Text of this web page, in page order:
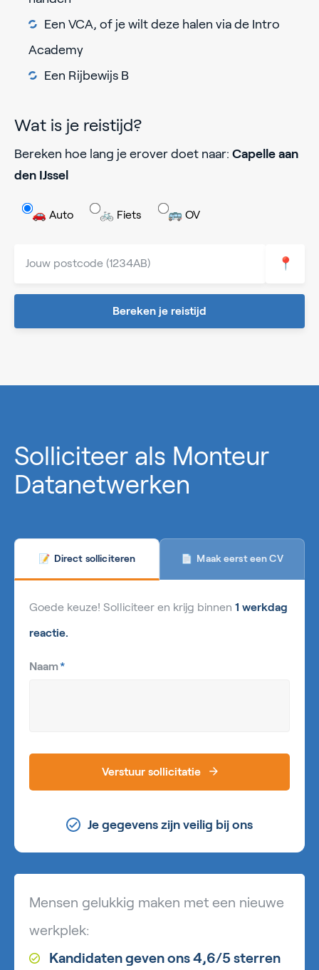
Een VCA, of je wilt deze halen via de Intro
Academy
Een Rijbewijs B
Wat is je reistijd?
Bereken hoe lang je erover doet naar: Capelle aan
den IJssel
🚗 Auto 🚲 Fiets 🚌 OV
📍
Bereken je reistijd
Solliciteer als Monteur
Datanetwerken
📝 Direct solliciteren 📄 Maak eerst een CV
Goede keuze! Solliciteer en krijg binnen 1 werkdag
reactie.
Naam*
Verstuur sollicitatie
Je gegevens zijn veilig bij ons
Mensen gelukkig maken met een nieuwe
werkplek:
Kandidaten geven ons 4,6/5 sterren